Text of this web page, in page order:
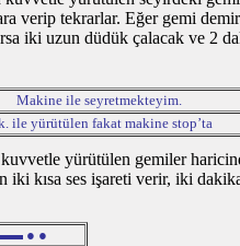
verip tekrarlar. Eğer gemi
iki uzun düdük çalacak ve 2
Makine ile seyretmekteyim.
ile yürütülen fakat makine stop’ta
kuvvetle yürütülen gemiler
kısa ses işareti verir, iki
● ●